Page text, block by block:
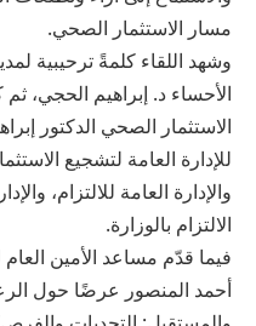
مسار الاستثمار الصحي.
وشهد اللقاء كلمةً ترحيبية
الأحساء د. إبراهيم الحجي،
الاستثمار الصحي الدكتور
للإدارة العامة لتشجيع
والإدارة العامة للالتزام،
الالتزام بالوزارة.
فيما قدّم مساعد الأمين
أحمد المنصور عرضًا حول